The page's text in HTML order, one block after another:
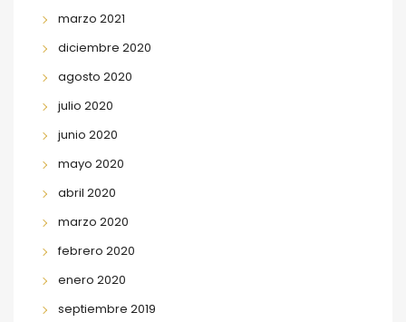
marzo 2021
diciembre 2020
agosto 2020
julio 2020
junio 2020
mayo 2020
abril 2020
marzo 2020
febrero 2020
enero 2020
septiembre 2019